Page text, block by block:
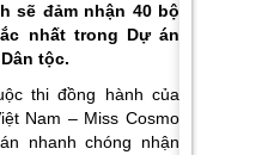
sẽ đảm nhận 40 bộ
nhất trong Dự án
tộc.
thi đồng hành của
Nam – Miss Cosmo
nhanh chóng nhận